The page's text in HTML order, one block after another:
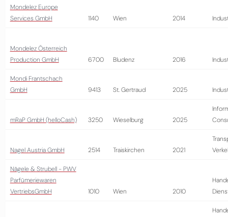
Mondelez Europe
Services GmbH
1140 Wien 2014
Mondelez Österreich
Production GmbH
6700 Bludenz 2016
Mondi Frantschach
GmbH
9413 St. Gertraud 2025
mRaP GmbH (helloCash) 3250 Wieselburg 2025
Nagel Austria GmbH 2514 Traiskirchen 2021
Nägele & Strubell - PWV
Parfümeriewaren
VertriebsGmbH
1010 Wien 2010